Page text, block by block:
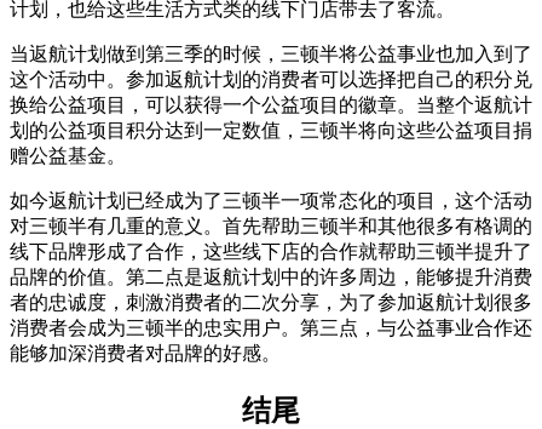
计划，也给这些生活方式类的线下门店带去了客流。
当返航计划做到第三季的时候，三顿半将公益事业也加入到了
这个活动中。参加返航计划的消费者可以选择把自己的积分兑
换给公益项目，可以获得一个公益项目的徽章。当整个返航计
划的公益项目积分达到一定数值，三顿半将向这些公益项目捐
赠公益基金。
如今返航计划已经成为了三顿半一项常态化的项目，这个活动
对三顿半有几重的意义。首先帮助三顿半和其他很多有格调的
线下品牌形成了合作，这些线下店的合作就帮助三顿半提升了
品牌的价值。第二点是返航计划中的许多周边，能够提升消费
者的忠诚度，刺激消费者的二次分享，为了参加返航计划很多
消费者会成为三顿半的忠实用户。第三点，与公益事业合作还
能够加深消费者对品牌的好感。
结尾